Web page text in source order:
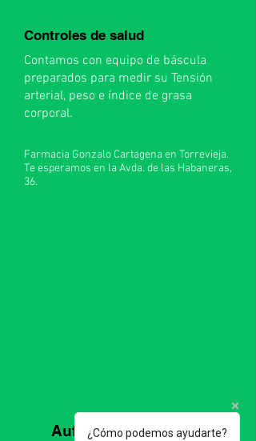
Controles de salud
Contamos con equipo de báscula
preparados para medir su Tensión
arterial, peso e índice de grasa
corporal.
Farmacia Gonzalo Cartagena en Torrevieja.
Te esperamos en la Avda. de las Habaneras,
36.
Auf Instagram folgen
¿Cómo podemos ayudarte?